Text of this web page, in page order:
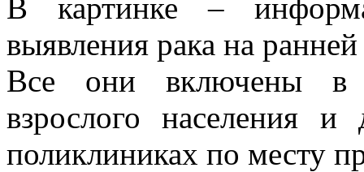
В картинке –
выявления рака на
Все они включены в
взрослого населения
поликлиниках по месту